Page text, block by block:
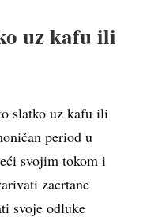
uz kafu ili
slatko uz kafu ili
period u
svojim tokom i
zacrtane
svoje odluke